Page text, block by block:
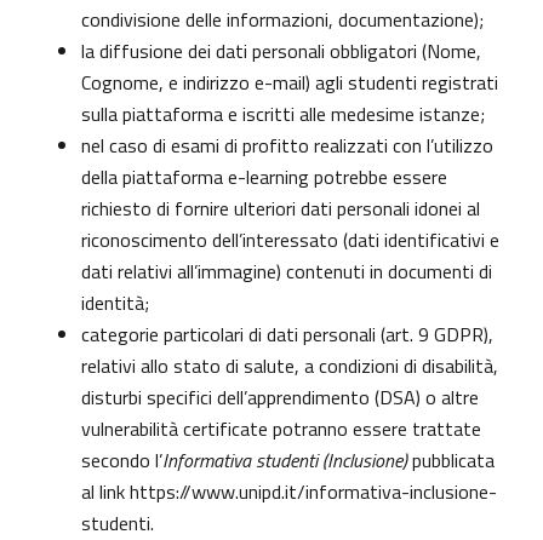
condivisione delle informazioni, documentazione);
la diffusione dei dati personali obbligatori (Nome,
Cognome, e indirizzo e-mail) agli studenti registrati
sulla piattaforma e iscritti alle medesime istanze;
nel caso di esami di profitto realizzati con l’utilizzo
della piattaforma e-learning potrebbe essere
richiesto di fornire ulteriori dati personali idonei al
riconoscimento dell’interessato (dati identificativi e
dati relativi all’immagine) contenuti in documenti di
identità;
categorie particolari di dati personali (art. 9 GDPR),
relativi allo stato di salute, a condizioni di disabilità,
disturbi specifici dell’apprendimento (DSA) o altre
vulnerabilità certificate potranno essere trattate
secondo l’Informativa studenti (Inclusione)pubblicata
al linkhttps://www.unipd.it/informativa-inclusione-
studenti.